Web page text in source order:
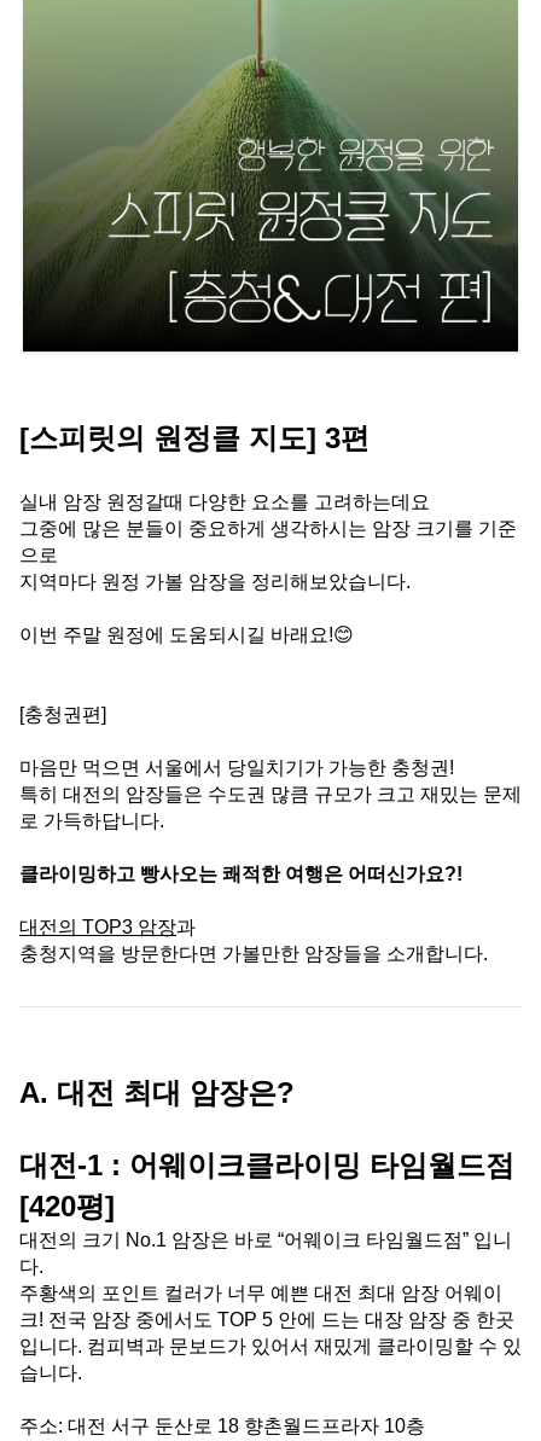
[스피릿의 원정클 지도] 3편
실내 암장 원정갈때 다양한 요소를 고려하는데요
그중에 많은 분들이 중요하게 생각하시는 암장 크기를 기준
으로
지역마다 원정 가볼 암장을 정리해보았습니다.
이번 주말 원정에 도움되시길 바래요!😊
[충청권편]
마음만 먹으면 서울에서 당일치기가 가능한 충청권!
특히 대전의 암장들은 수도권 많큼 규모가 크고 재밌는 문제
로 가득하답니다.
클라이밍하고 빵사오는 쾌적한 여행은 어떠신가요?!
대전의 TOP3 암장과
충청지역을 방문한다면 가볼만한 암장들을 소개합니다.
A. 대전 최대 암장은?
대전-1 : 어웨이크클라이밍 타임월드점
[420평]
대전의 크기 No.1 암장은 바로 “어웨이크 타임월드점” 입니
다.
주황색의 포인트 컬러가 너무 예쁜 대전 최대 암장 어웨이
크! 전국 암장 중에서도 TOP 5 안에 드는 대장 암장 중 한곳
입니다. 컴피벽과 문보드가 있어서 재밌게 클라이밍할 수 있
습니다.
주소: 대전 서구 둔산로 18 향촌월드프라자 10층